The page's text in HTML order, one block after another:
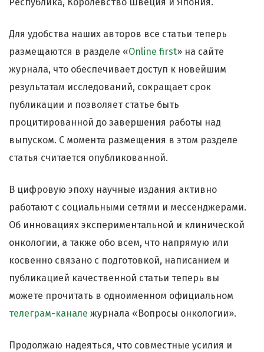
Для удобства наших авторов все статьи теперь
размещаются в разделе «Online first» на сайте
журнала, что обеспечивает доступ к новейшим
результатам исследований, сокращает срок
публикации и позволяет статье быть
процитированной до завершения работы над
выпуском. С момента размещения в этом разделе
статья считается опубликованной.
В цифровую эпоху научные издания активно
работают с социальными сетями и мессенджерами.
Об инновациях экспериментальной и клинической
онкологии, а также обо всем, что напрямую или
косвенно связано с подготовкой, написанием и
публикацией качественной статьи теперь вы
можете прочитать в одноименном официальном
телеграм-канале журнала «Вопросы онкологии».
Продолжаю надеяться, что совместные усилия и